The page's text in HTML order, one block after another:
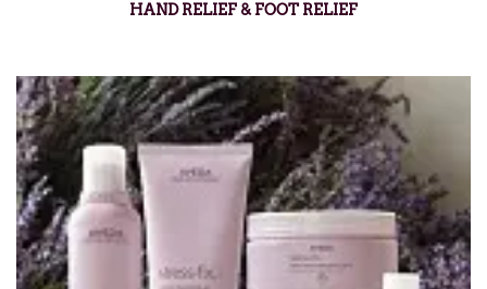
HAND RELIEF & FOOT RELIEF